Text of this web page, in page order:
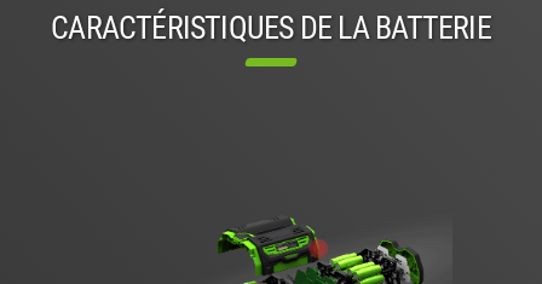
CARACTÉRISTIQUES DE LA BATTERIE